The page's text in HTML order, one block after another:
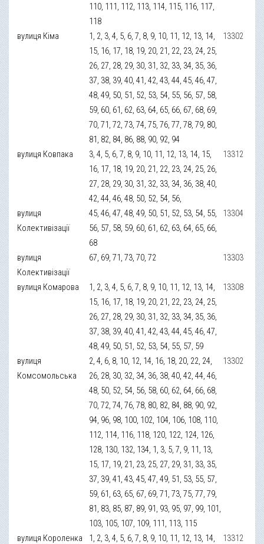
110, 111, 112, 113, 114, 115, 116, 117,
118
вулиця Кіма
1, 2, 3, 4, 5, 6, 7, 8, 9, 10, 11, 12, 13, 14,
15, 16, 17, 18, 19, 20, 21, 22, 23, 24, 25,
26, 27, 28, 29, 30, 31, 32, 33, 34, 35, 36,
37, 38, 39, 40, 41, 42, 43, 44, 45, 46, 47,
48, 49, 50, 51, 52, 53, 54, 55, 56, 57, 58,
59, 60, 61, 62, 63, 64, 65, 66, 67, 68, 69,
70, 71, 72, 73, 74, 75, 76, 77, 78, 79, 80,
81, 82, 84, 86, 88, 90, 92, 94
13302
вулиця Ковпака
3, 4, 5, 6, 7, 8, 9, 10, 11, 12, 13, 14, 15,
16, 17, 18, 19, 20, 21, 22, 23, 24, 25, 26,
27, 28, 29, 30, 31, 32, 33, 34, 36, 38, 40,
42, 44, 46, 48, 50, 52, 54, 56,
13312
вулиця
Колективізації
45, 46, 47, 48, 49, 50, 51, 52, 53, 54, 55,
56, 57, 58, 59, 60, 61, 62, 63, 64, 65, 66,
68
13304
вулиця
Колективізації
67, 69, 71, 73, 70, 72 13303
вулиця Комарова
1, 2, 3, 4, 5, 6, 7, 8, 9, 10, 11, 12, 13, 14,
15, 16, 17, 18, 19, 20, 21, 22, 23, 24, 25,
26, 27, 28, 29, 30, 31, 32, 33, 34, 35, 36,
37, 38, 39, 40, 41, 42, 43, 44, 45, 46, 47,
48, 49, 50, 51, 52, 53, 54, 55, 57, 59
13308
вулиця
Комсомольська
2, 4, 6, 8, 10, 12, 14, 16, 18, 20, 22, 24,
26, 28, 30, 32, 34, 36, 38, 40, 42, 44, 46,
48, 50, 52, 54, 56, 58, 60, 62, 64, 66, 68,
70, 72, 74, 76, 78, 80, 82, 84, 88, 90, 92,
94, 96, 98, 100, 102, 104, 106, 108, 110,
112, 114, 116, 118, 120, 122, 124, 126,
128, 130, 132, 134, 1, 3, 5, 7, 9, 11, 13,
15, 17, 19, 21, 23, 25, 27, 29, 31, 33, 35,
37, 39, 41, 43, 45, 47, 49, 51, 53, 55, 57,
59, 61, 63, 65, 67, 69, 71, 73, 75, 77, 79,
81, 83, 85, 87, 89, 91, 93, 95, 97, 99, 101,
103, 105, 107, 109, 111, 113, 115
13302
вулиця Короленка
1, 2, 3, 4, 5, 6, 7, 8, 9, 10, 11, 12, 13, 14,
13312